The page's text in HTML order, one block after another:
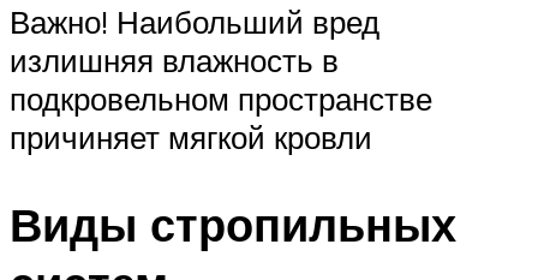
Важно! Наибольший вред
излишняя влажность в
подкровельном пространстве
причиняет мягкой кровли
Виды стропильных